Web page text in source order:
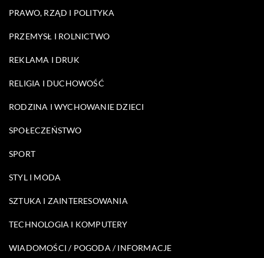
PRAWO, RZĄD I POLITYKA
PRZEMYSŁ I ROLNICTWO
REKLAMA I DRUK
RELIGIA I DUCHOWOŚĆ
RODZINA I WYCHOWANIE DZIECI
SPOŁECZEŃSTWO
SPORT
STYL I MODA
SZTUKA I ZAINTERESOWANIA
TECHNOLOGIA I KOMPUTERY
WIADOMOŚCI / POGODA / INFORMACJE